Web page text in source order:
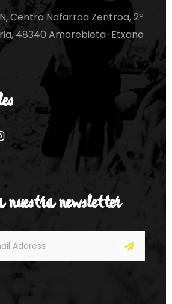
Centro Nafarroa Zentroa, 2ª
48340 Amorebieta-Etxano
nuestra newsletter